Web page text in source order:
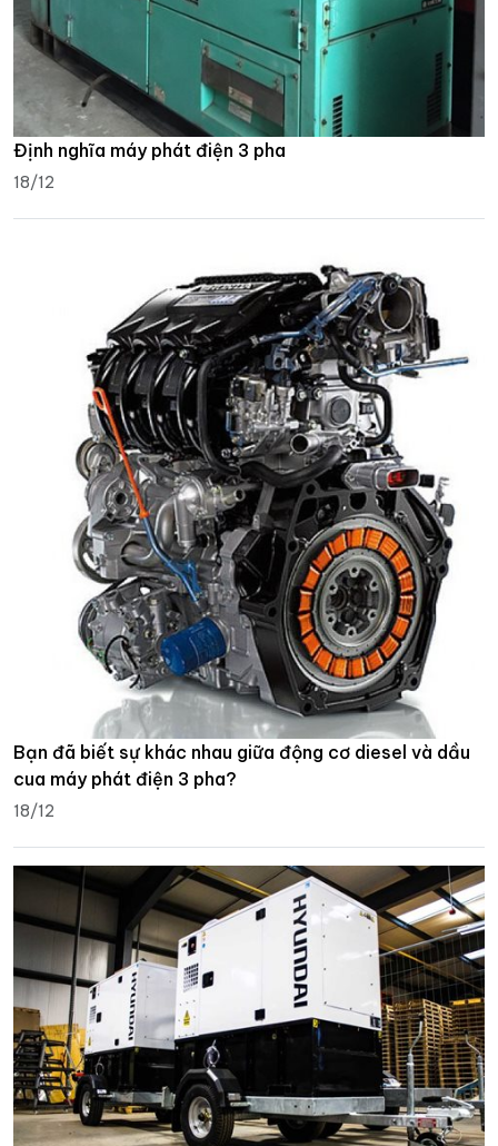
Định nghĩa máy phát điện 3 pha
18/12
Bạn đã biết sự khác nhau giữa động cơ diesel và dầu
cua máy phát điện 3 pha?
18/12